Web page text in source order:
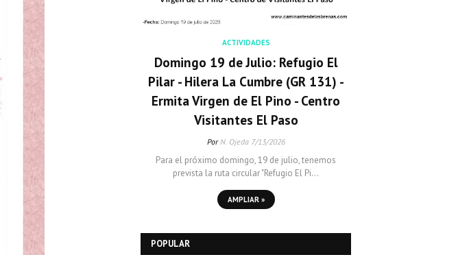
ACTIVIDADES
Domingo 19 de Julio: Refugio El
Pilar - Hilera La Cumbre (GR 131) -
Ermita Virgen de El Pino - Centro
Visitantes El Paso
Por N. Ojeda 7/13/2026
Para el próximo domingo, 19 de julio, tenemos
prevista la ruta circular "Refugio El Pi…
AMPLIAR »
POPULAR